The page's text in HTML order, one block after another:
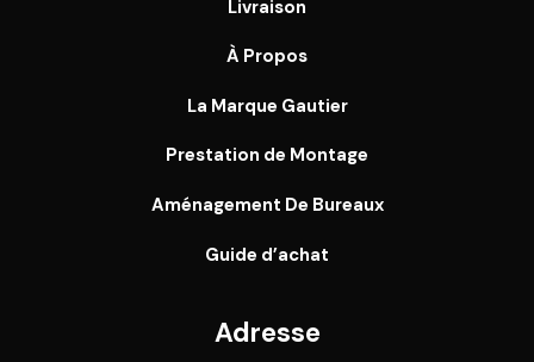
Livraison
À Propos
La Marque Gautier
Prestation de Montage
Aménagement De Bureaux
Guide d’achat
Adresse